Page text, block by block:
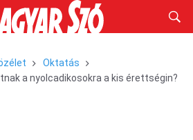
Oktatás
a nyolcadikosokra a kis érettségin?